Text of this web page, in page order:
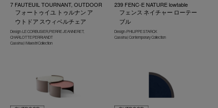
7 FAUTEUIL TOURNANT, OUTDOOR
フォートゥイユ トゥルナン ア
ウトドア スウィベルチェア
Design : LE CORBUSIER, PIERRE JEANNERET,
CHARLOTTE PERRIANDT
Cassina | I Maestri Collection
239 FENC-E NATURE lowtable
フェンス ネイチャー ローテー
ブル
Design : PHILIPPE STARCK
Cassina | Contemporary Collection